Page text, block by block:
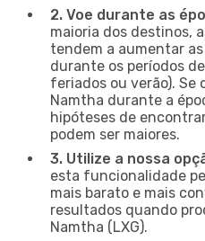
2. Voe durante as
maioria dos destinos,
tendem a aumentar
durante os períodos
feriados ou verão). Se
Namtha durante a
hipóteses de
podem ser maiores.
3. Utilize a nossa
esta funcionalidade
mais barato e mais
resultados quando
Namtha (LXG).